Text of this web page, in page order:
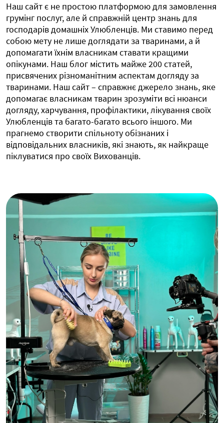
Наш сайт є не простою платформою для замовлення
грумінг послуг, але й справжній центр знань для
господарів домашніх Улюбленців. Ми ставимо перед
собою мету не лише доглядати за тваринами, а й
допомагати їхнім власникам ставати кращими
опікунами. Наш блог містить майже 200 статей,
присвячених різноманітним аспектам догляду за
тваринами. Наш сайт – справжнє джерело знань, яке
допомагає власникам тварин зрозуміти всі нюанси
догляду, харчування, профілактики, лікування своїх
Улюбленців та багато-багато всього іншого. Ми
прагнемо створити спільноту обізнаних і
відповідальних власників, які знають, як найкраще
піклуватися про своїх Вихованців.